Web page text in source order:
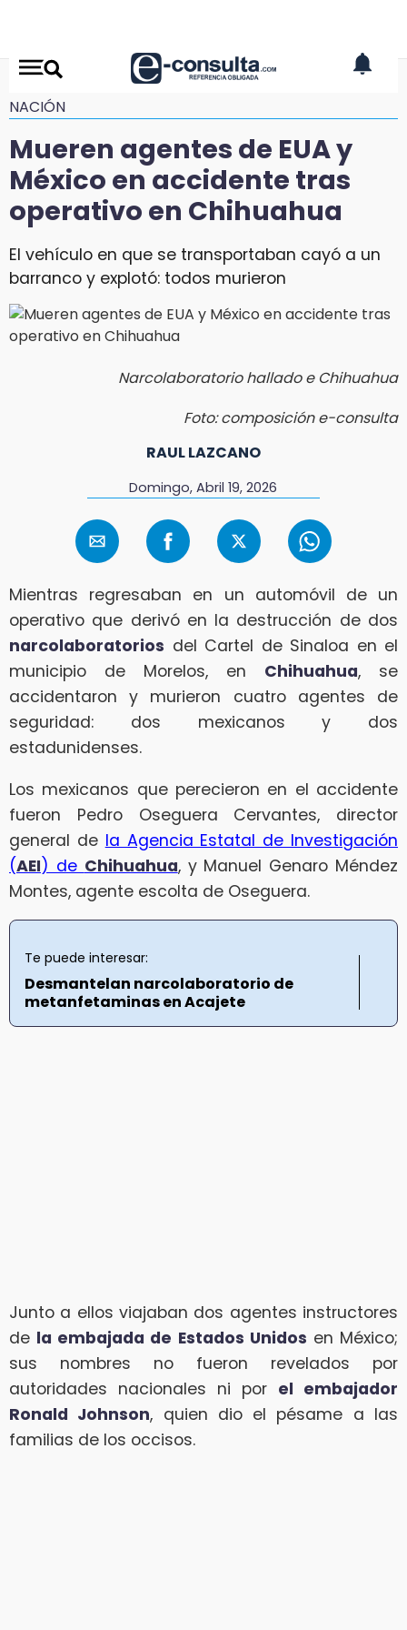
NACIÓN
Mueren agentes de EUA y
México en accidente tras
operativo en Chihuahua
El vehículo en que se transportaban cayó a un
barranco y explotó: todos murieron
Narcolaboratorio hallado e Chihuahua
Foto: composición e-consulta
RAUL LAZCANO
Domingo, Abril 19, 2026
Mientras regresaban en un automóvil de un
operativo que derivó en la destrucción de dos
narcolaboratorios del Cartel de Sinaloa en el
municipio de Morelos, en Chihuahua, se
accidentaron y murieron cuatro agentes de
seguridad: dos mexicanos y dos
estadunidenses.
Los mexicanos que perecieron en el accidente
fueron Pedro Oseguera Cervantes, director
general de la Agencia Estatal de Investigación
(AEI) de Chihuahua, y Manuel Genaro Méndez
Montes, agente escolta de Oseguera.
Te puede interesar:
Desmantelan narcolaboratorio de
metanfetaminas en Acajete
Junto a ellos viajaban dos agentes instructores
de la embajada de Estados Unidos en México;
sus nombres no fueron revelados por
autoridades nacionales ni por el embajador
Ronald Johnson, quien dio el pésame a las
familias de los occisos.